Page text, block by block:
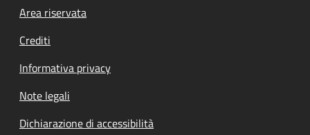
Footer menu
Area riservata
Crediti
Informativa privacy
Note legali
Dichiarazione di accessibilità